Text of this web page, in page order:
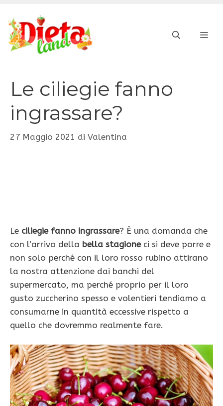
contenuto
Le ciliegie fanno
ingrassare?
27 Maggio 2021 di Valentina
Le ciliegie fanno ingrassare? È una domanda che
con l’arrivo della bella stagioneci si deve porre e
non solo perché con il loro rosso rubino attirano
la nostra attenzione dai banchi del
supermercato, ma perché proprio per il loro
gusto zuccherino spesso e volentieri tendiamo a
consumarne in quantità eccessive rispetto a
quello che dovremmo realmente fare.